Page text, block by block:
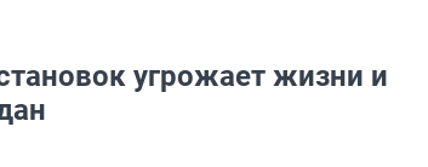
угрожает жизни и